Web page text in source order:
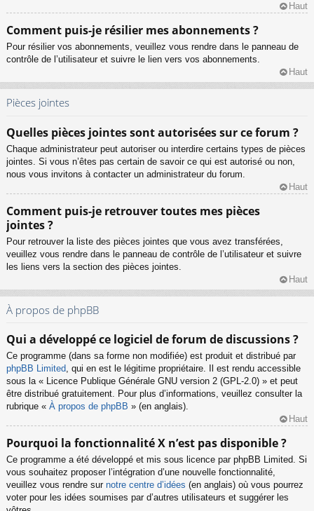
Haut
Comment puis-je résilier mes abonnements ?
Pour résilier vos abonnements, veuillez vous rendre dans le panneau de
contrôle de l’utilisateur et suivre le lien vers vos abonnements.
Haut
Pièces jointes
Quelles pièces jointes sont autorisées sur ce forum ?
Chaque administrateur peut autoriser ou interdire certains types de pièces
jointes. Si vous n’êtes pas certain de savoir ce qui est autorisé ou non,
nous vous invitons à contacter un administrateur du forum.
Haut
Comment puis-je retrouver toutes mes pièces
jointes ?
Pour retrouver la liste des pièces jointes que vous avez transférées,
veuillez vous rendre dans le panneau de contrôle de l’utilisateur et suivre
les liens vers la section des pièces jointes.
Haut
À propos de phpBB
Qui a développé ce logiciel de forum de discussions ?
Ce programme (dans sa forme non modifiée) est produit et distribué par
phpBB Limited, qui en est le légitime propriétaire. Il est rendu accessible
sous la « Licence Publique Générale GNU version 2 (GPL-2.0) » et peut
être distribué gratuitement. Pour plus d’informations, veuillez consulter la
rubrique « À propos de phpBB » (en anglais).
Haut
Pourquoi la fonctionnalité X n’est pas disponible ?
Ce programme a été développé et mis sous licence par phpBB Limited. Si
vous souhaitez proposer l’intégration d’une nouvelle fonctionnalité,
veuillez vous rendre sur notre centre d’idées (en anglais) où vous pourrez
voter pour les idées soumises par d’autres utilisateurs et suggérer les